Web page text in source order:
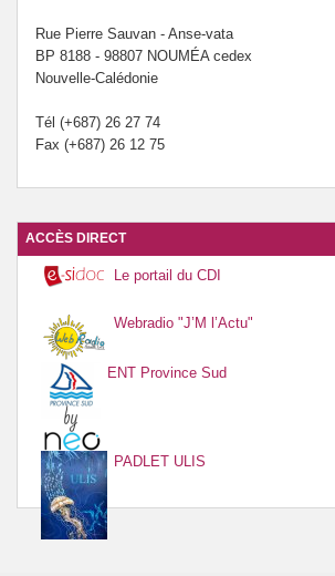
Rue Pierre Sauvan - Anse-vata
BP 8188 - 98807 NOUMÉA cedex
Nouvelle-Calédonie
Tél (+687) 26 27 74
Fax (+687) 26 12 75
ACCÈS DIRECT
Le portail du CDI
Webradio "J’M l’Actu"
ENT Province Sud
PADLET ULIS